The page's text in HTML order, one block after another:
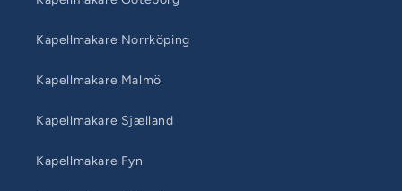
Kapellmakare Norrköping
Kapellmakare Malmö
Kapellmakare Sjælland
Kapellmakare Fyn